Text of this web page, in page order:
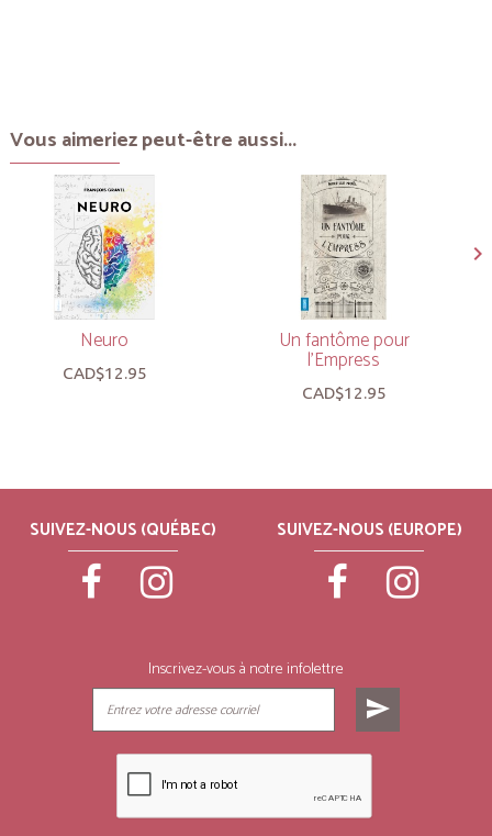
Vous aimeriez peut-être aussi...
Neuro
CAD$12.95
Un fantôme pour
l’Empress
CAD$12.95
SUIVEZ-NOUS (QUÉBEC) SUIVEZ-NOUS (EUROPE)
Inscrivez-vous à notre infolettre
send